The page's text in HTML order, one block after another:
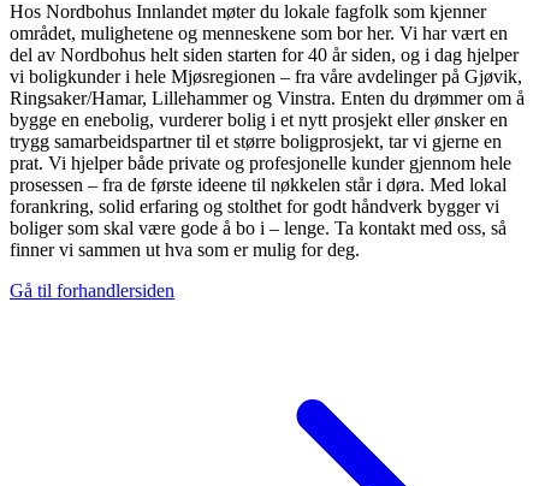
Hos Nordbohus Innlandet møter du lokale fagfolk som kjenner
området, mulighetene og menneskene som bor her. Vi har vært en
del av Nordbohus helt siden starten for 40 år siden, og i dag hjelper
vi boligkunder i hele Mjøsregionen – fra våre avdelinger på Gjøvik,
Ringsaker/Hamar, Lillehammer og Vinstra. Enten du drømmer om å
bygge en enebolig, vurderer bolig i et nytt prosjekt eller ønsker en
trygg samarbeidspartner til et større boligprosjekt, tar vi gjerne en
prat. Vi hjelper både private og profesjonelle kunder gjennom hele
prosessen – fra de første ideene til nøkkelen står i døra. Med lokal
forankring, solid erfaring og stolthet for godt håndverk bygger vi
boliger som skal være gode å bo i – lenge. Ta kontakt med oss, så
finner vi sammen ut hva som er mulig for deg.
Gå til forhandlersiden